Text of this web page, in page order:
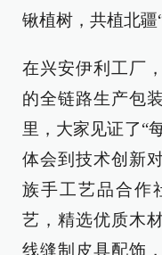
锹植树，共植北疆
在兴安伊利工厂
的全链路生产包
里，大家见证了“
体会到技术创新
族手工艺品合作
艺，精选优质木
线缝制皮具配饰